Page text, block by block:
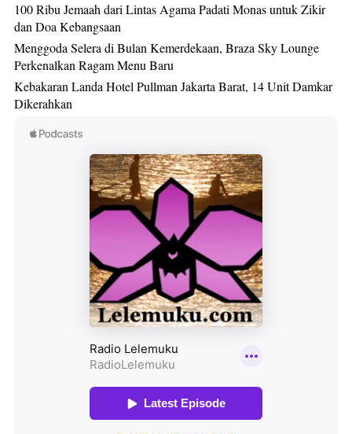
100 Ribu Jemaah dari Lintas Agama Padati Monas untuk Zikir
dan Doa Kebangsaan
Menggoda Selera di Bulan Kemerdekaan, Braza Sky Lounge
Perkenalkan Ragam Menu Baru
Kebakaran Landa Hotel Pullman Jakarta Barat, 14 Unit Damkar
Dikerahkan